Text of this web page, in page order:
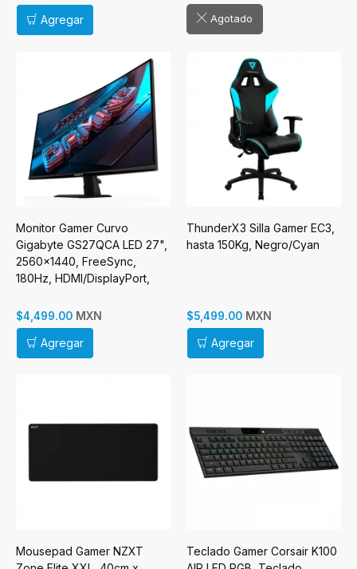
Agregar Agotado
Monitor Gamer Curvo
Gigabyte GS27QCA LED 27",
2560x1440, FreeSync,
180Hz, HDMI/DisplayPort,
$4,499.00 MXN
Agregar
ThunderX3 Silla Gamer EC3,
hasta 150Kg, Negro/Cyan
$5,499.00 MXN
Agregar
Mousepad Gamer NZXT
Teclado Gamer Corsair K100